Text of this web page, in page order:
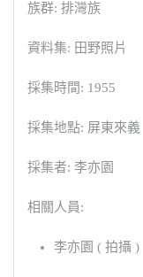
族群: 排灣族
資料集: 田野照片
採集時間: 1955
採集地點: 屏東來義
採集者: 李亦園
相關人員:
李亦園 ( 拍攝 )